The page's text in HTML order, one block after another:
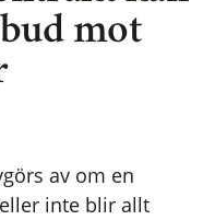
mot
av om en
inte blir allt